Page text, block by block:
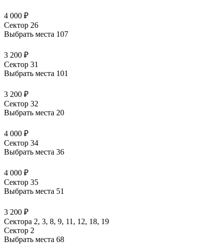
4 000 ₽
Сектор 26
Выбрать места 107
3 200 ₽
Сектор 31
Выбрать места 101
3 200 ₽
Сектор 32
Выбрать места 20
4 000 ₽
Сектор 34
Выбрать места 36
4 000 ₽
Сектор 35
Выбрать места 51
3 200 ₽
Сектора 2, 3, 8, 9, 11, 12, 18, 19
Сектор 2
Выбрать места 68